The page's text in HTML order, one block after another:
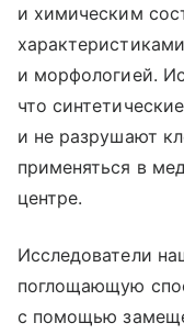
и химическим
и морфологией.
что
и не разрушают
применяться в
центре.
Исследователи
поглощающую
с помощью